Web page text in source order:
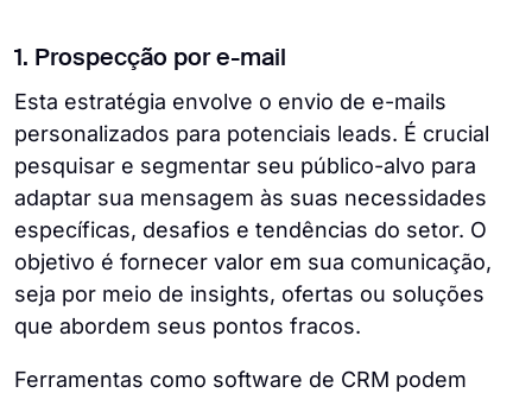
1. Prospecção por e-mail
Esta estratégia envolve o envio de e-mails
personalizados para potenciais leads. É crucial
pesquisar e segmentar seu público-alvo para
adaptar sua mensagem às suas necessidades
específicas, desafios e tendências do setor. O
objetivo é fornecer valor em sua comunicação,
seja por meio de insights, ofertas ou soluções
que abordem seus pontos fracos.
Ferramentas como software de CRM podem